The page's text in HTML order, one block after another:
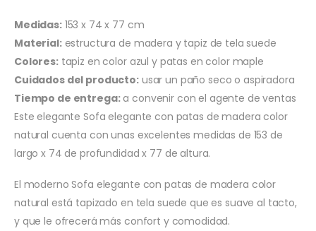
Medidas:153 x 74 x 77 cm
Material:estructura de madera y tapiz de tela suede
Colores:tapiz en color azul y patas en color maple
Cuidados del producto:usar un paño seco o aspiradora
Tiempo de entrega:a convenir con el agente de ventas
Este elegante Sofa elegante con patas de madera color
natural cuenta con unas excelentes medidas de 153 de
largo x 74 de profundidad x 77 de altura.
El moderno Sofa elegante con patas de madera color
natural está tapizado en tela suede que es suave al tacto,
y que le ofrecerá más confort y comodidad.